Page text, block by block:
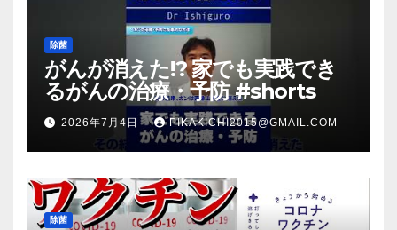
除菌
がんが消えた!? 家でも実践でき
るがんの治療・予防 #shorts
2026年7月4日 PIKAKICHI2015@GMAIL.COM
除菌